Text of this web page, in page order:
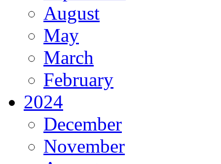
August
May
March
February
2024
December
November